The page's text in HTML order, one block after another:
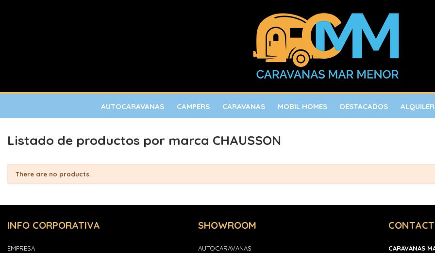
AUTOCARAVANAS CAMPERS CARAVANAS MOBIL HOMES DESTACADOS ALQUILER
Listado de productos por marca CHAUSSON
There are no products.
INFO CORPORATIVA
EMPRESA
SHOWROOM
AUTOCARAVANAS
CARAVANAS